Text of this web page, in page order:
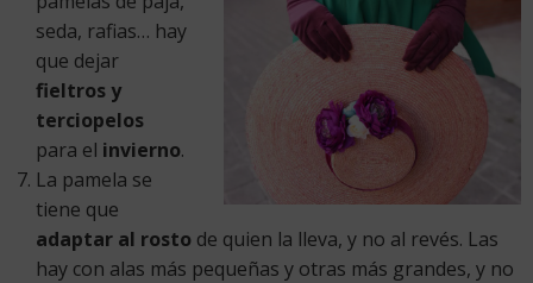
seda, rafias… hay
que dejar
fieltros y
terciopelos
para el invierno.
La pamela se
tiene que
adaptar al rosto de quien la lleva, y no al revés. Las
hay con alas más pequeñas y otras más grandes, y no